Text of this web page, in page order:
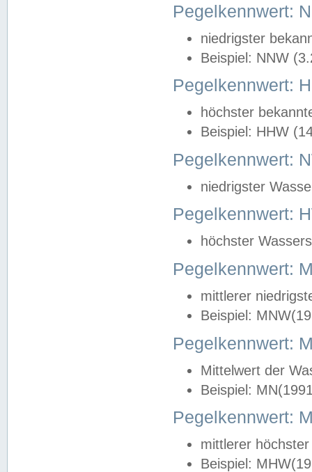
Pegelkennwert:
niedrigster
Beispiel: NNW
Pegelkennwert:
höchster
Beispiel: HHW
Pegelkennwert:
niedrigster
Pegelkennwert:
höchster
Pegelkennwert:
mittlerer
Beispiel:
Pegelkennwert:
Mittelwert der
Beispiel:
Pegelkennwert:
mittlerer
Beispiel: